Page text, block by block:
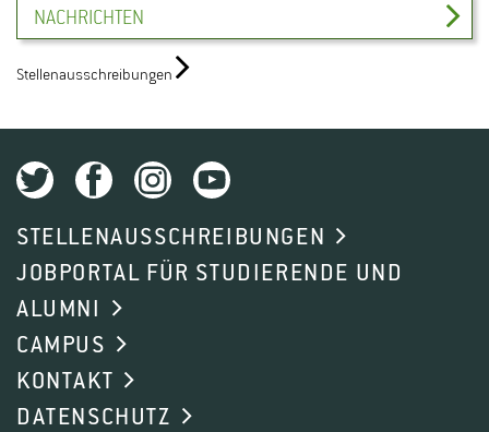
NACHRICHTEN
Stellenausschreibungen
STELLENAUSSCHREIBUNGEN
JOBPORTAL FÜR STUDIERENDE UND
ALUMNI
CAMPUS
KONTAKT
DATENSCHUTZ